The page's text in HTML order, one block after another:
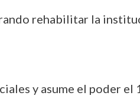
rehabilitar la
y asume el poder el